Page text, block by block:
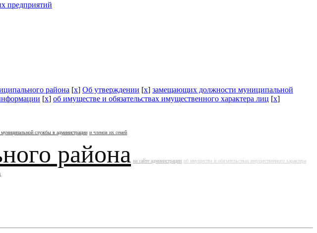
предприятий
района [x] Об утверждении [x] замещающих должности муниципальной
[x] об имуществе и обязательствах имущественного характера лиц [x]
службы в администрации и членов их семей
района на сайте администрации об имуществе и обязательствах имущественного характера